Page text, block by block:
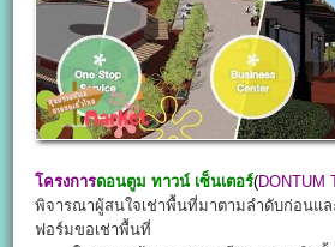
โครงการดอนตูม ทาวน์ เซ็นเตอร์(DONTUM
พิจารณาผู้สนใจเช่าพื้นที่มาตามลำดับก่อนแล
ฟอร์มขอเช่าพื้นที่